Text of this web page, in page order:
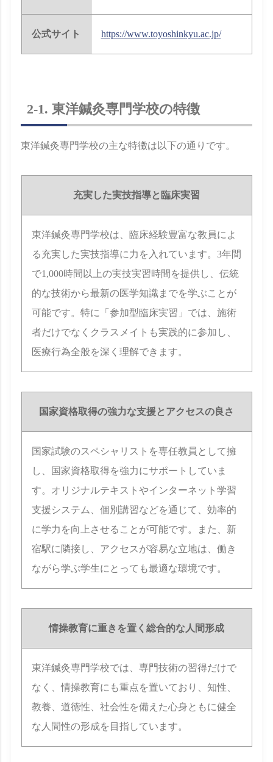
公式サイト https://www.toyoshinkyu.ac.jp/
2-1. 東洋鍼灸専門学校の特徴
東洋鍼灸専門学校の主な特徴は以下の通りです。
充実した実技指導と臨床実習
東洋鍼灸専門学校は、臨床経験豊富な教員によ
る充実した実技指導に力を入れています。3年間
で1,000時間以上の実技実習時間を提供し、伝統
的な技術から最新の医学知識までを学ぶことが
可能です。特に「参加型臨床実習」では、施術
者だけでなくクラスメイトも実践的に参加し、
医療行為全般を深く理解できます。
国家資格取得の強力な支援とアクセスの良さ
国家試験のスペシャリストを専任教員として擁
し、国家資格取得を強力にサポートしていま
す。オリジナルテキストやインターネット学習
支援システム、個別講習などを通じて、効率的
に学力を向上させることが可能です。また、新
宿駅に隣接し、アクセスが容易な立地は、働き
ながら学ぶ学生にとっても最適な環境です。
情操教育に重きを置く総合的な人間形成
東洋鍼灸専門学校では、専門技術の習得だけで
なく、情操教育にも重点を置いており、知性、
教養、道徳性、社会性を備えた心身ともに健全
な人間性の形成を目指しています。